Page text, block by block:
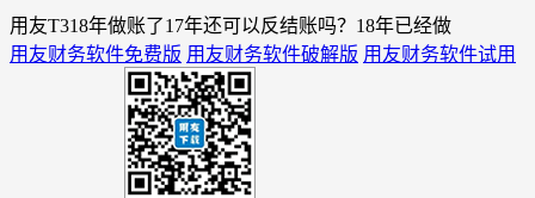
用友T318年做账了17年还可以反结账吗？18年已经做
用友财务软件免费版 用友财务软件破解版 用友财务软件试用